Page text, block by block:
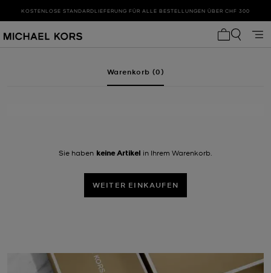
KOSTENLOSE STANDARDLIEFERUNG FÜR ALLE BESTELLUNGEN ÜBER CHF 300
0 Artikel
Warenkorb:
Warenkorb (0)
Sie haben keine Artikel in Ihrem Warenkorb.
WEITER EINKAUFEN